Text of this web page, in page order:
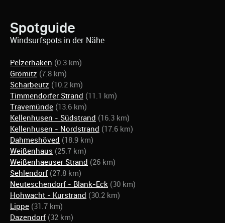
Spotguide
Windsurfspots in der Nähe
Pelzerhaken (0.3 km)
Grömitz (7.8 km)
Scharbeutz (10.2 km)
Timmendorfer Strand (11.1 km)
Travemünde (13.6 km)
Kellenhusen - Südstrand (16.3 km)
Kellenhusen - Nordstrand (17.6 km)
Dahmeshöved (18.9 km)
Weißenhaus (25.7 km)
Weißenhaeuser Strand (26 km)
Sehlendorf (27.8 km)
Neuteschendorf - Blank-Eck (30 km)
Hohwacht - Kurstrand (30.2 km)
Lippe (31.7 km)
Dazendorf (32 km)